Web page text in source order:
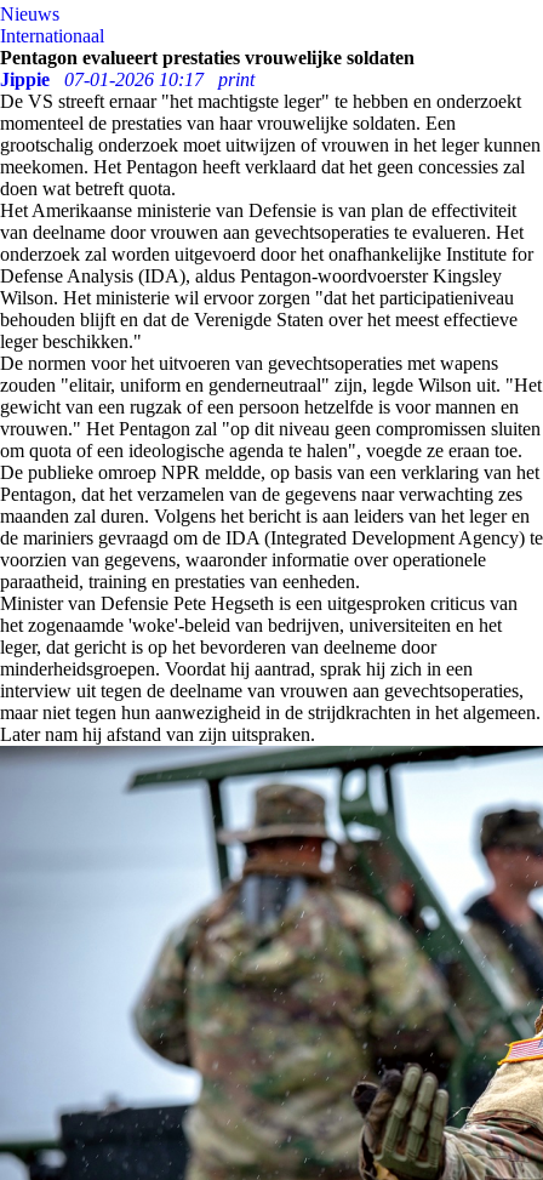
Nieuws
Internationaal
Pentagon evalueert prestaties vrouwelijke soldaten
Jippie
07-01-2026 10:17
print
De VS streeft ernaar "het machtigste leger" te hebben en onderzoekt
momenteel de prestaties van haar vrouwelijke soldaten. Een
grootschalig onderzoek moet uitwijzen of vrouwen in het leger kunnen
meekomen. Het Pentagon heeft verklaard dat het geen concessies zal
doen wat betreft quota.
Het Amerikaanse ministerie van Defensie is van plan de effectiviteit
van deelname door vrouwen aan gevechtsoperaties te evalueren. Het
onderzoek zal worden uitgevoerd door het onafhankelijke Institute for
Defense Analysis (IDA), aldus Pentagon-woordvoerster Kingsley
Wilson. Het ministerie wil ervoor zorgen "dat het participatieniveau
behouden blijft en dat de Verenigde Staten over het meest effectieve
leger beschikken."
De normen voor het uitvoeren van gevechtsoperaties met wapens
zouden "elitair, uniform en genderneutraal" zijn, legde Wilson uit. "Het
gewicht van een rugzak of een persoon hetzelfde is voor mannen en
vrouwen." Het Pentagon zal "op dit niveau geen compromissen sluiten
om quota of een ideologische agenda te halen", voegde ze eraan toe.
De publieke omroep NPR meldde, op basis van een verklaring van het
Pentagon, dat het verzamelen van de gegevens naar verwachting zes
maanden zal duren. Volgens het bericht is aan leiders van het leger en
de mariniers gevraagd om de IDA (Integrated Development Agency) te
voorzien van gegevens, waaronder informatie over operationele
paraatheid, training en prestaties van eenheden.
Minister van Defensie Pete Hegseth is een uitgesproken criticus van
het zogenaamde 'woke'-beleid van bedrijven, universiteiten en het
leger, dat gericht is op het bevorderen van deelneme door
minderheidsgroepen. Voordat hij aantrad, sprak hij zich in een
interview uit tegen de deelname van vrouwen aan gevechtsoperaties,
maar niet tegen hun aanwezigheid in de strijdkrachten in het algemeen.
Later nam hij afstand van zijn uitspraken.